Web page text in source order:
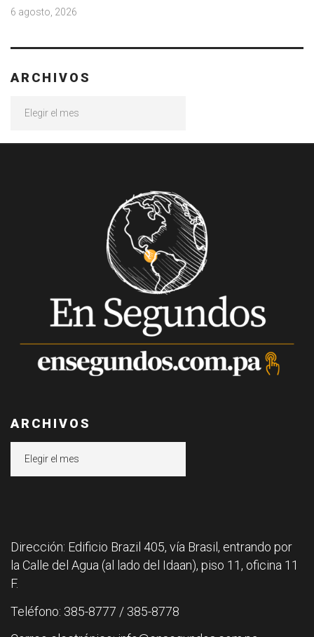
6 agosto, 2026
ARCHIVOS
ARCHIVOS
Dirección: Edificio Brazil 405, vía Brasil, entrando por
la Calle del Agua (al lado del Idaan), piso 11, oficina 11
F.
Teléfono: 385-8777 / 385-8778